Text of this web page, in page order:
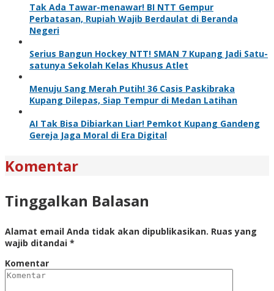
Tak Ada Tawar-menawar! BI NTT Gempur
Perbatasan, Rupiah Wajib Berdaulat di Beranda
Negeri
Serius Bangun Hockey NTT! SMAN 7 Kupang Jadi Satu-
satunya Sekolah Kelas Khusus Atlet
Menuju Sang Merah Putih! 36 Casis Paskibraka
Kupang Dilepas, Siap Tempur di Medan Latihan
AI Tak Bisa Dibiarkan Liar! Pemkot Kupang Gandeng
Gereja Jaga Moral di Era Digital
Komentar
Tinggalkan Balasan
Alamat email Anda tidak akan dipublikasikan. Ruas yang
wajib ditandai *
Komentar